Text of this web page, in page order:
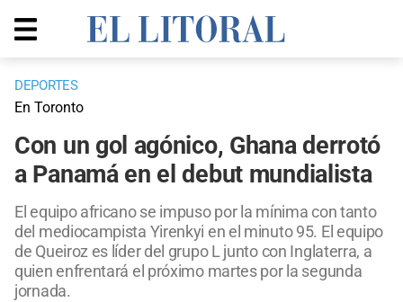
DEPORTES
En Toronto
Con un gol agónico, Ghana derrotó
a Panamá en el debut mundialista
El equipo africano se impuso por la mínima con tanto
del mediocampista Yirenkyi en el minuto 95. El equipo
de Queiroz es líder del grupo L junto con Inglaterra, a
quien enfrentará el próximo martes por la segunda
jornada.